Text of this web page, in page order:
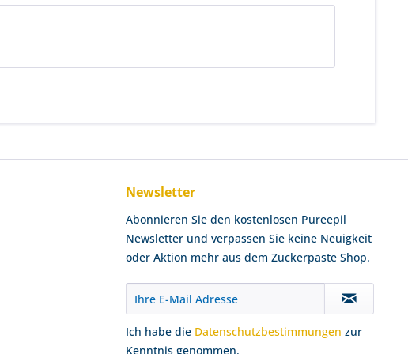
Newsletter
Abonnieren Sie den kostenlosen Pureepil
Newsletter und verpassen Sie keine Neuigkeit
oder Aktion mehr aus dem Zuckerpaste Shop.
Ich habe die Datenschutzbestimmungen zur
Kenntnis genommen.